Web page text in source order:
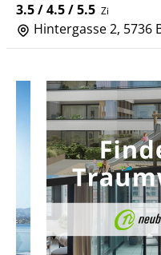
3.5 / 4.5 / 5.5 Zi
Hintergasse 2, 5736